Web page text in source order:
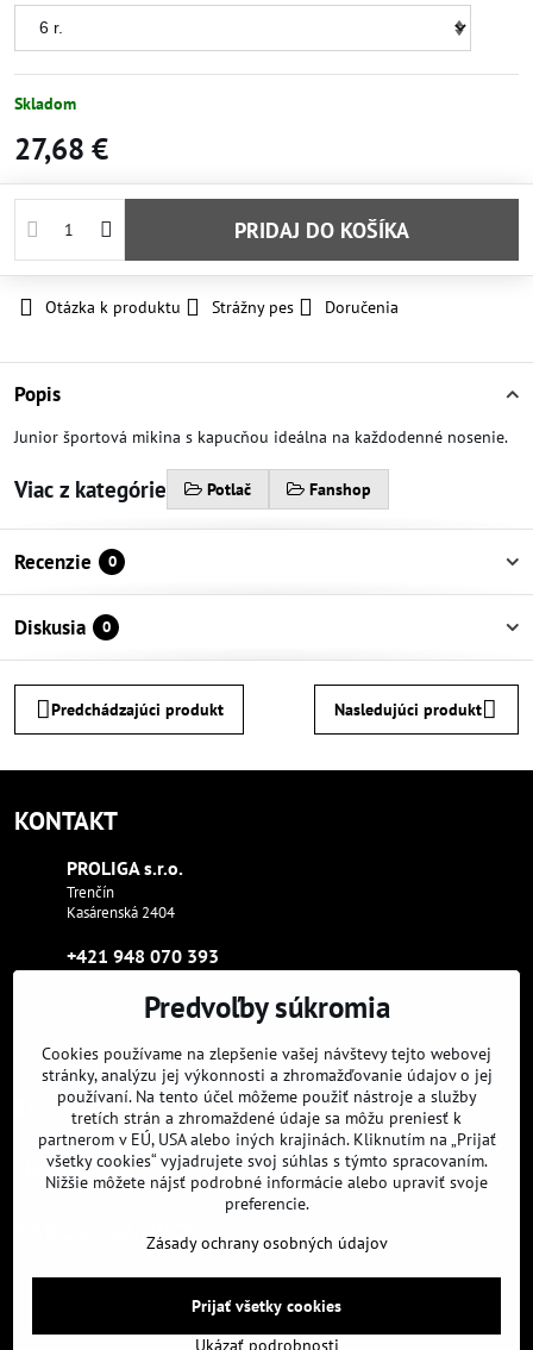
Skladom
27,68 €
PRIDAJ DO KOŠÍKA
Otázka k produktu Strážny pes Doručenia
Popis
Junior športová mikina s kapucňou ideálna na každodenné nosenie.
Viac z kategórie Potlač Fanshop
Recenzie 0
Diskusia 0
Predchádzajúci produkt Nasledujúci produkt
KONTAKT
PROLIGA s​.r​.o​.
Trenčín
Kasárenská 2404
+421 948 070 393
proliga​@proliga​.eu
Sme tam, kde aj vy:
Facebook Instagram Youtube
NAVIGÁCIA
PRE ZÁKAZNÍKOV
©2026Copyright
Predvoľby súkromiaZásady ochrany osobných údajov
Predvoľby súkromia
Cookies používame na zlepšenie vašej návštevy tejto webovej
stránky, analýzu jej výkonnosti a zhromažďovanie údajov o jej
používaní. Na tento účel môžeme použiť nástroje a služby
tretích strán a zhromaždené údaje sa môžu preniesť k
partnerom v EÚ, USA alebo iných krajinách. Kliknutím na „Prijať
všetky cookies“ vyjadrujete svoj súhlas s týmto spracovaním.
Nižšie môžete nájsť podrobné informácie alebo upraviť svoje
preferencie.
Zásady ochrany osobných údajov
Ukázať podrobnosti
Prijať všetky cookies